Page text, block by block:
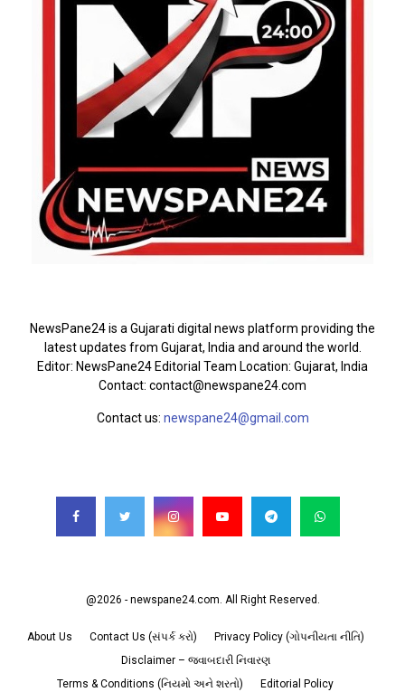
NewsPane24 is a Gujarati digital news platform providing the
latest updates from Gujarat, India and around the world.
Editor: NewsPane24 Editorial Team Location: Gujarat, India
Contact: contact@newspane24.com
Contact us: newspane24@gmail.com
@2026 - newspane24.com. All Right Reserved.
About Us Contact Us (સંપર્ક કરો)
Privacy Policy (ગોપનીયતા નીતિ)
Disclaimer – જવાબદારી નિવારણ
Terms & Conditions (નિયમો અને શરતો)
Editorial Policy